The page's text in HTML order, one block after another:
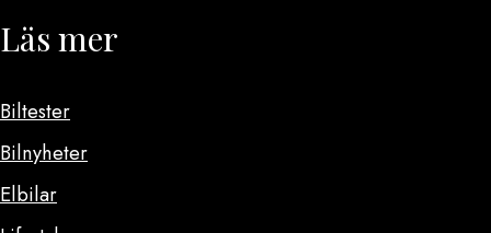
Läs mer
Biltester
Bilnyheter
Elbilar